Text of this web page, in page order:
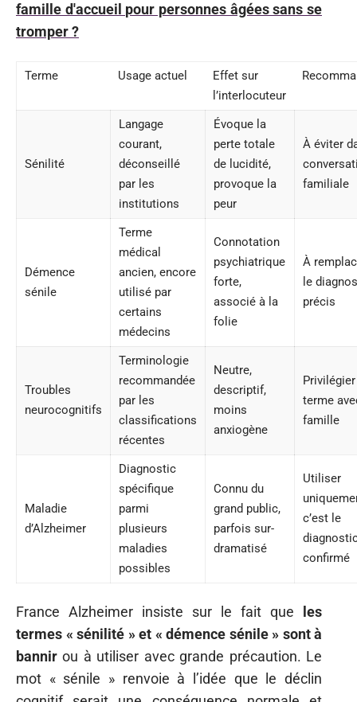
famille d'accueil pour personnes âgées sans se
tromper ?
Terme Usage actuel
Effet sur
l’interlocuteur
Sénilité
Langage
courant,
déconseillé
par les
institutions
Évoque la
perte totale
de lucidité,
provoque la
peur
À éviter
familiale
Démence
sénile
Terme
médical
ancien, encore
utilisé par
certains
médecins
Connotation
psychiatrique
forte,
associé à la
folie
À
le
précis
Troubles
neurocognitifs
Terminologie
recommandée
par les
classifications
récentes
Neutre,
descriptif,
moins
anxiogène
terme
famille
Maladie
d’Alzheimer
Diagnostic
spécifique
parmi
plusieurs
maladies
possibles
Connu du
grand public,
parfois sur-
dramatisé
Utiliser
c’est le
confirmé
France Alzheimer insiste sur le fait que
les
termes « sénilité » et « démence sénile » sont à
bannir ou à utiliser avec grande précaution. Le
mot « sénile » renvoie à l’idée que le déclin